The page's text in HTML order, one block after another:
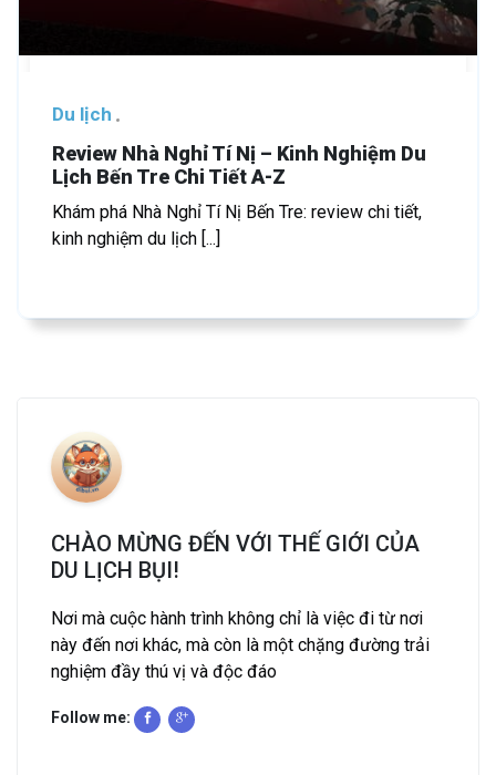
Du lịch
Review Nhà Nghỉ Tí Nị – Kinh Nghiệm Du
Lịch Bến Tre Chi Tiết A-Z
Khám phá Nhà Nghỉ Tí Nị Bến Tre: review chi tiết,
kinh nghiệm du lịch [...]
CHÀO MỪNG ĐẾN VỚI THẾ GIỚI CỦA
DU LỊCH BỤI!
Nơi mà cuộc hành trình không chỉ là việc đi từ nơi
này đến nơi khác, mà còn là một chặng đường trải
nghiệm đầy thú vị và độc đáo
Follow me: